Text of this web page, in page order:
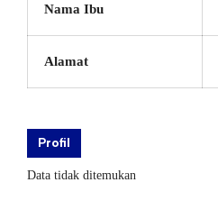
Nama Ibu
Alamat
Profil
Data tidak ditemukan